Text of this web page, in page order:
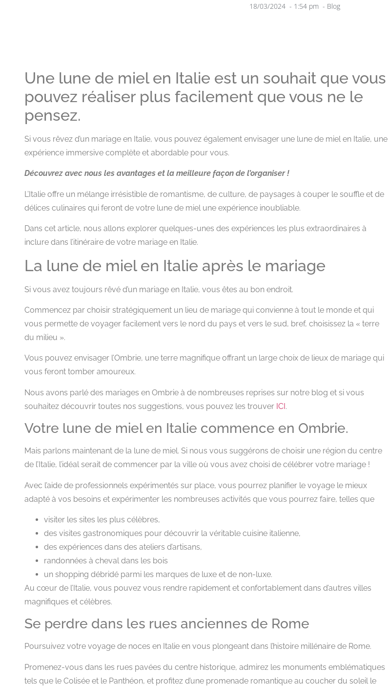
18/03/2024 - 1:54 pm - Blog
Une lune de miel en Italie est un souhait que vous
pouvez réaliser plus facilement que vous ne le
pensez.
Si vous rêvez d’un mariage en Italie, vous pouvez également envisager une lune de miel en Italie, une
expérience immersive complète et abordable pour vous.
Découvrez avec nous les avantages et la meilleure façon de l’organiser !
L’Italie offre un mélange irrésistible de romantisme, de culture, de paysages à couper le souffle et de
délices culinaires qui feront de votre lune de miel une expérience inoubliable.
Dans cet article, nous allons explorer quelques-unes des expériences les plus extraordinaires à
inclure dans l’itinéraire de votre mariage en Italie.
La lune de miel en Italie après le mariage
Si vous avez toujours rêvé d’un mariage en Italie, vous êtes au bon endroit.
Commencez par choisir stratégiquement un lieu de mariage qui convienne à tout le monde et qui
vous permette de voyager facilement vers le nord du pays et vers le sud, bref, choisissez la « terre
du milieu ».
Vous pouvez envisager l’Ombrie, une terre magnifique offrant un large choix de lieux de mariage qui
vous feront tomber amoureux.
Nous avons parlé des mariages en Ombrie à de nombreuses reprises sur notre blog et si vous
souhaitez découvrir toutes nos suggestions, vous pouvez les trouver ICI.
Votre lune de miel en Italie commence en Ombrie.
Mais parlons maintenant de la lune de miel. Si nous vous suggérons de choisir une région du centre
de l’Italie, l’idéal serait de commencer par la ville où vous avez choisi de célébrer votre mariage !
Avec l’aide de professionnels expérimentés sur place, vous pourrez planifier le voyage le mieux
adapté à vos besoins et expérimenter les nombreuses activités que vous pourrez faire, telles que
visiter les sites les plus célèbres,
des visites gastronomiques pour découvrir la véritable cuisine italienne,
des expériences dans des ateliers d’artisans,
randonnées à cheval dans les bois
un shopping débridé parmi les marques de luxe et de non-luxe.
Au cœur de l’Italie, vous pouvez vous rendre rapidement et confortablement dans d’autres villes
magnifiques et célèbres.
Se perdre dans les rues anciennes de Rome
Poursuivez votre voyage de noces en Italie en vous plongeant dans l’histoire millénaire de Rome.
Promenez-vous dans les rues pavées du centre historique, admirez les monuments emblématiques
tels que le Colisée et le Panthéon, et profitez d’une promenade romantique au coucher du soleil le